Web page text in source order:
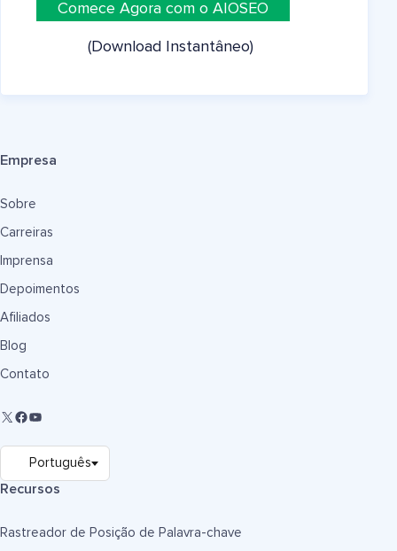
Comece Agora com o AIOSEO
(Download Instantâneo)
Empresa
Sobre
Carreiras
Imprensa
Depoimentos
Afiliados
Blog
Contato
Recursos
Rastreador de Posição de Palavra-chave